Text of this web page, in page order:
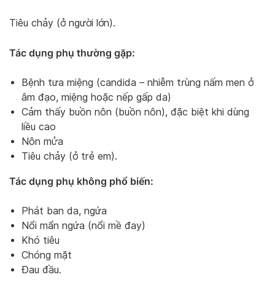
Tiêu chảy (ở người lớn).
Tác dụng phụ thường gặp:
Bệnh tưa miệng (candida – nhiễm trùng nấm men ở
âm đạo, miệng hoặc nếp gấp da)
Cảm thấy buồn nôn (buồn nôn), đặc biệt khi dùng
liều cao
Nôn mửa
Tiêu chảy (ở trẻ em).
Tác dụng phụ không phổ biến:
Phát ban da, ngứa
Nổi mẩn ngứa (nổi mề đay)
Khó tiêu
Chóng mặt
Đau đầu.